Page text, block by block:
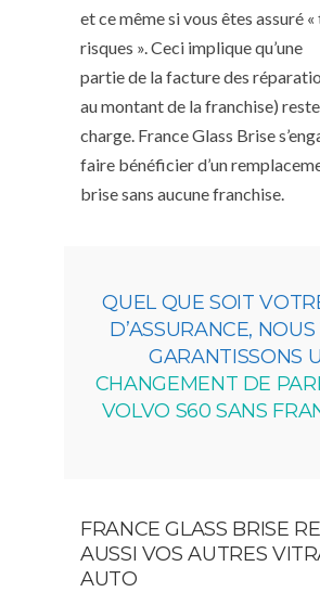
et ce même si vous êtes assuré «
risques ». Ceci implique qu’une
partie de la facture des
au montant de la franchise)
charge. France Glass Brise
faire bénéficier d’un
brise sans aucune franchise.
QUEL QUE SOIT
D’ASSURANCE,
GARANTISSONS
CHANGEMENT DE
VOLVO S60 SANS
FRANCE GLASS BRISE
AUSSI VOS AUTRES
AUTO